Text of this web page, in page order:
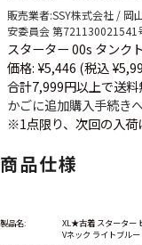
販売業者:SSY株式会社 / 岡
安委員会 第721130021541
スターター 00s タンク
価格: ¥5,446 (税込
合計7,999円以上で送料
かごに追加購入手続き
※1点限り、次回の入荷
商品仕様
製品名:
XL★古着 スターター
Vネック ライトブル